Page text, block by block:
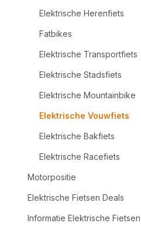
Elektrische Herenfiets
Fatbikes
Elektrische Transportfiets
Elektrische Stadsfiets
Elektrische Mountainbike
Elektrische Vouwfiets
Elektrische Bakfiets
Elektrische Racefiets
Motorpositie
Elektrische Fietsen Deals
Informatie Elektrische Fietsen